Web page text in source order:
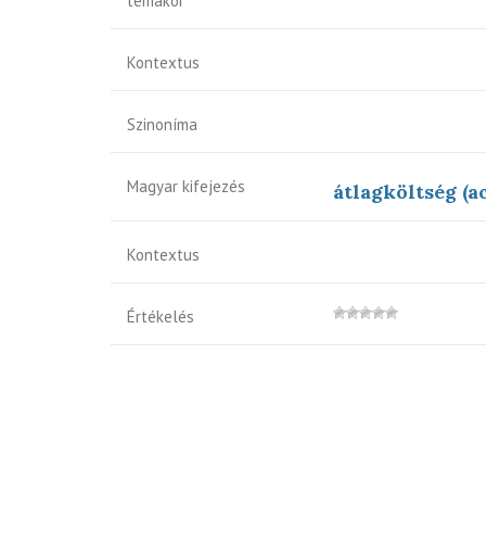
Kontextus
Szinoníma
Magyar kifejezés átlagköltség
Kontextus
Értékelés